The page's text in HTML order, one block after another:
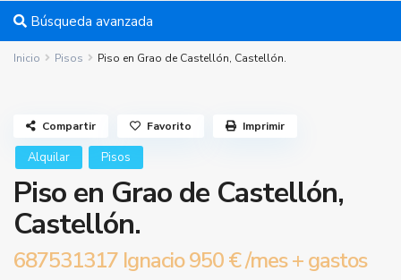
Búsqueda avanzada
Inicio Pisos Piso en Grao de Castellón, Castellón.
Alquilar Pisos
Piso en Grao de Castellón,
Castellón.
687531317 Ignacio950 €/mes + gastos
Compartir Favorito Imprimir